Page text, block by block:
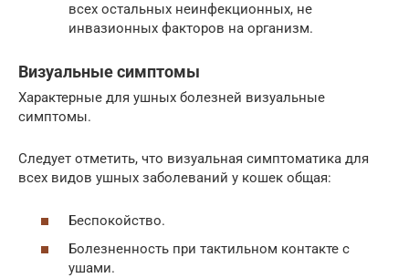
всех остальных неинфекционных, не
инвазионных факторов на организм.
Визуальные симптомы
Характерные для ушных болезней визуальные
симптомы.
Следует отметить, что визуальная симптоматика для
всех видов ушных заболеваний у кошек общая:
Беспокойство.
Болезненность при тактильном контакте с
ушами.